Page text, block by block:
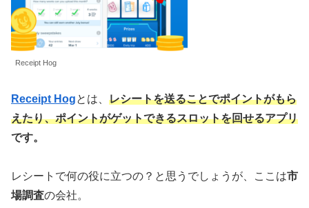
Receipt Hog
Receipt Hogとは、 レシートを送ることでポイントがもら
えたり、ポイントがゲットできるスロットを回せるアプリ
です。
レシートで何の役に立つの？と思うでしょうが、ここは市
場調査の会社。